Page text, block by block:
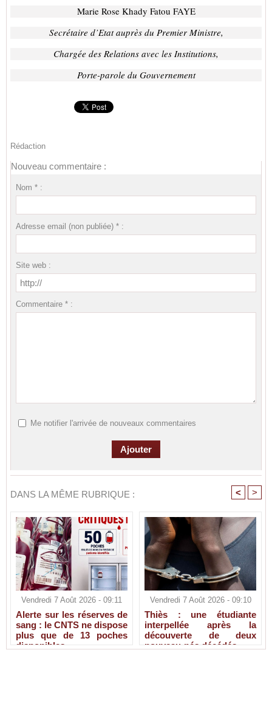
Marie Rose Khady Fatou FAYE
Secrétaire d’Etat auprès du Premier Ministre,
Chargée des Relations avec les Institutions,
Porte-parole du Gouvernement
Rédaction
Nouveau commentaire :
Nom * :
Adresse email (non publiée) * :
Site web :
Commentaire * :
Me notifier l'arrivée de nouveaux commentaires
DANS LA MÊME RUBRIQUE : < >
Vendredi 7 Août 2026 - 09:11
Alerte sur les réserves de
sang : le CNTS ne dispose
plus que de 13 poches
disponibles
Vendredi 7 Août 2026 - 09:10
Thiès : une étudiante
interpellée après la
découverte de deux
nouveau-nés décédés